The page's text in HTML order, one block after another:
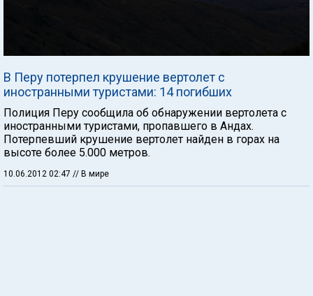
В Перу потерпел крушение вертолет с
иностранными туристами: 14 погибших
Полиция Перу сообщила об обнаружении вертолета с
иностранными туристами, пропавшего в Андах.
Потерпевший крушение вертолет найден в горах на
высоте более 5.000 метров.
10.06.2012 02:47 // В мире